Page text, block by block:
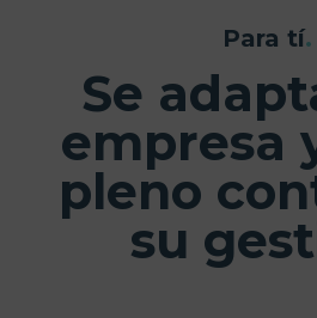
Para tí.
Se
empresa
pleno
su